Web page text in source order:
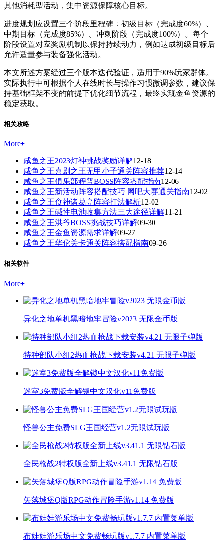
其他消耗型活动，集中资源保障核心目标。
进度规划应设置三个阶段里程碑：初级目标（完成度60%）、
中期目标（完成度85%）、冲刺阶段（完成度100%）。每个
阶段设置对应奖励机制以保持持续动力，例如达成初级目标后
允许适量参与装备强化活动。
本文所述方案经过三个版本迭代验证，适用于90%玩家群体。
实际执行中可根据个人在线时长与操作习惯微调参数，建议保
持基础框架不变的前提下优化细节流程，最终实现金鱼资源的
稳定获取。
相关攻略
More+
咸鱼之王2023灯神挑战奖励详解12-18
咸鱼之王喜剧之王无甲小子通关阵容推荐12-14
咸鱼之王俱乐部程普BOSS阵容搭配指南12-06
咸鱼之王新活动阵容搭配技巧 网吧大赛通关指南12-02
咸鱼之王食神诸葛亮阵容打法解析12-02
咸鱼之王碱性电池收集方法三大途径详解11-21
咸鱼之王洪爷BOSS挑战技巧详解09-30
咸鱼之王金鱼资源需求详解09-27
咸鱼之王华佗关卡通关阵容搭配指南09-26
相关软件
More+
异化之地单机黑暗地牢冒险v2023 无限金币版
特种部队小组2热血枪战下载安装v4.21 无限子弹版
迷室3免费版全解锁中文汉化v11免费版
怪兽公主免费SLG王国经营v1.2无限试玩版
全民枪战2特权版全新上线v3.41.1 无限钻石版
矢落城堡Q版RPG动作冒险手游v1.14 免费版
布娃娃游乐场中文免费畅玩版v1.7.7 内置菜单版